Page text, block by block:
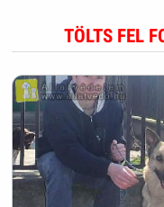
TÖLTS FEL